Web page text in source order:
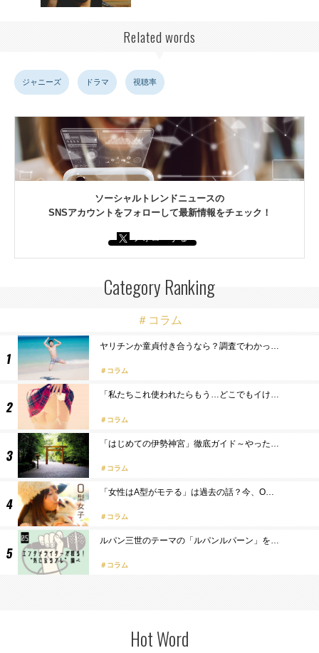
Related words
ジャニーズ ドラマ 視聴率
ソーシャルトレンドニュースの
SNSアカウントをフォローして最新情報をチェック！
フォローする
Category Ranking
＃コラム
ヤリチンか童貞付き合うなら？調査でわかっ…
コラム
「私たちこれ使われたらもう…どこでもイけ…
コラム
「はじめての伊勢神宮」徹底ガイド～やった…
コラム
「女性はA型がモテる」は過去の話？今、O…
コラム
ルパン三世のテーマの「ルパンルパーン」を…
コラム
Hot Word